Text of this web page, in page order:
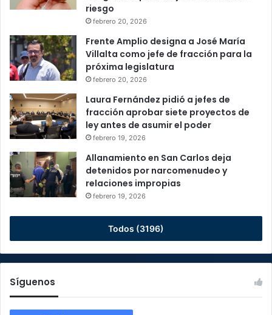
riesgo
febrero 20, 2026
Frente Amplio designa a José María
Villalta como jefe de fracción para la
próxima legislatura
febrero 20, 2026
Laura Fernández pidió a jefes de
fracción aprobar siete proyectos de
ley antes de asumir el poder
febrero 19, 2026
Allanamiento en San Carlos deja
detenidos por narcomenudeo y
relaciones impropias
febrero 19, 2026
Todos (3196)
Síguenos